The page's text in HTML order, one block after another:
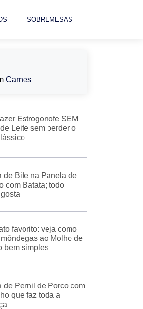
SOBREMESAS
Carnes
Estrogonofe SEM
Leite sem perder o
de Bife na Panela de
com Batata; todo
favorito: veja como
ao Molho de
bem simples
de Pernil de Porco com
que faz toda a